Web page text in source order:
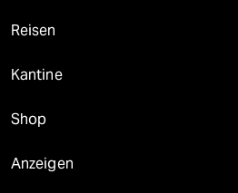
Reisen
Kantine
Shop
Anzeigen